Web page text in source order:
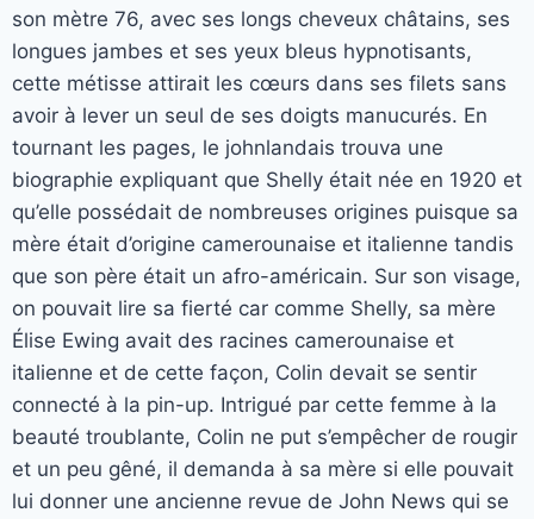
son mètre 76, avec ses longs cheveux châtains, ses
longues jambes et ses yeux bleus hypnotisants,
cette métisse attirait les cœurs dans ses filets sans
avoir à lever un seul de ses doigts manucurés. En
tournant les pages, le johnlandais trouva une
biographie expliquant que Shelly était née en 1920 et
qu’elle possédait de nombreuses origines puisque sa
mère était d’origine camerounaise et italienne tandis
que son père était un afro-américain. Sur son visage,
on pouvait lire sa fierté car comme Shelly, sa mère
Élise Ewing avait des racines camerounaise et
italienne et de cette façon, Colin devait se sentir
connecté à la pin-up. Intrigué par cette femme à la
beauté troublante, Colin ne put s’empêcher de rougir
et un peu gêné, il demanda à sa mère si elle pouvait
lui donner une ancienne revue de John News qui se